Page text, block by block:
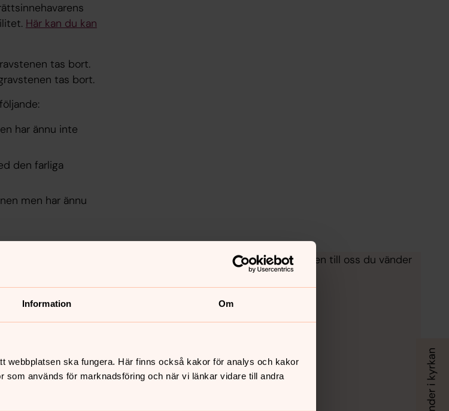
Information Om
webbplatsen ska fungera. Här finns också kakor för analys och kakor
som används för marknadsföring och när vi länkar vidare till andra
Här kan du kan
tas bort.
tas bort.
har ännu inte
den farliga
men har ännu
gravsättning och borgerlig begravningsceremoni. Det är även till oss du vänder
gravrättsinnehav, gravskötsel och övriga kyrkogårdsärenden.